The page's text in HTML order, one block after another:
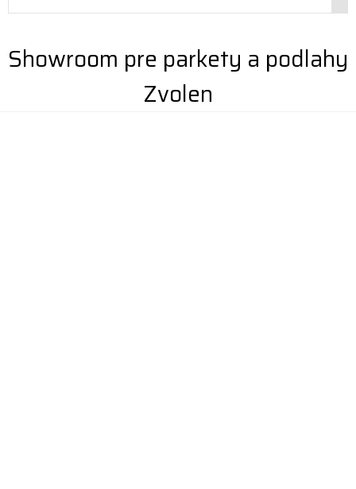
Showroom pre parkety a podlahy
Zvolen